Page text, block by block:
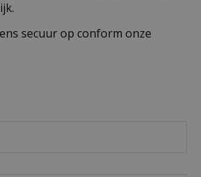
secuur op conform onze